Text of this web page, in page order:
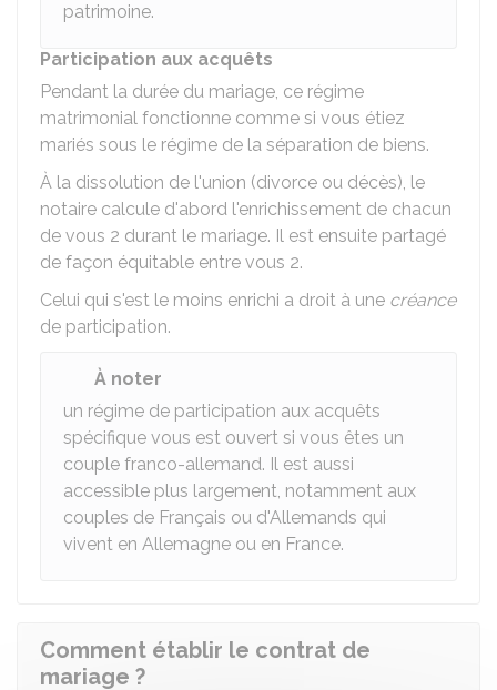
patrimoine.
Participation aux acquêts
Pendant la durée du mariage, ce régime
matrimonial fonctionne comme si vous étiez
mariés sous le régime de la séparation de biens.
À la dissolution de l'union (divorce ou décès), le
notaire calcule d'abord l'enrichissement de chacun
de vous 2 durant le mariage. Il est ensuite partagé
de façon équitable entre vous 2.
Celui qui s'est le moins enrichi a droit à une créance
de participation.
À noter
un régime de participation aux acquêts
spécifique vous est ouvert si vous êtes un
couple franco-allemand. Il est aussi
accessible plus largement, notamment aux
couples de Français ou d'Allemands qui
vivent en Allemagne ou en France.
Comment établir le contrat de
mariage ?